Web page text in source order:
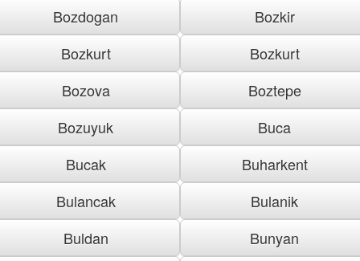
Bozdogan
Bozkir
Bozkurt
Bozkurt
Bozova
Boztepe
Bozuyuk
Buca
Bucak
Buharkent
Bulancak
Bulanik
Buldan
Bunyan